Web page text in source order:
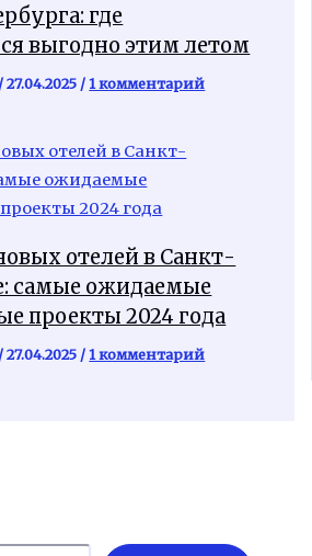
где
выгодно этим летом
/27.04.2025 /1 комментарий
отелей в Санкт-
самые ожидаемые
проекты 2024 года
/27.04.2025 /1 комментарий